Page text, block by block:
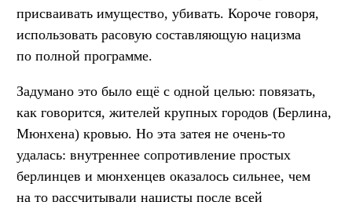
присваивать имущество, убивать. Короче говоря,
использовать расовую составляющую нацизма
по полной программе.
Задумано это было ещё с одной целью: повязать,
как говорится, жителей крупных городов (Берлина,
Мюнхена) кровью. Но эта затея не очень-то
удалась: внутреннее сопротивление простых
берлинцев и мюнхенцев оказалось сильнее, чем
на то рассчитывали нацисты после всей